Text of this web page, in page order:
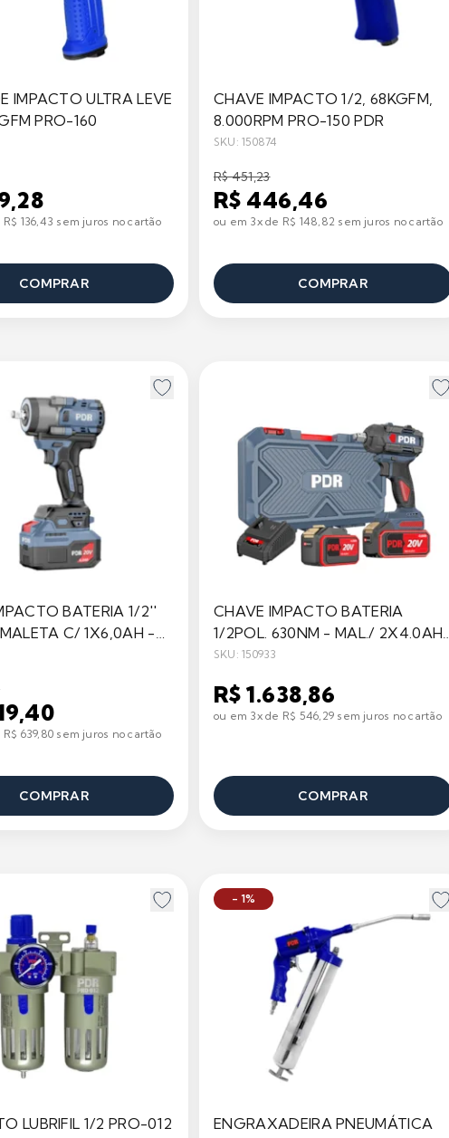
IMPACTO ULTRA LEVE
PRO-160
136,43 sem juros no cartão
COMPRAR
CHAVE IMPACTO 1/2, 68KGFM,
8.000RPM PRO-150 PDR
SKU: 150874
R$ 451,23
R$ 446,46
ou em 3x de R$ 148,82 sem juros no cartão
COMPRAR
BATERIA 1/2''
C/ 1X6,0AH -
639,80 sem juros no cartão
COMPRAR
CHAVE IMPACTO BATERIA
1/2POL. 630NM - MAL./ 2X4.0AH/
CARREG. 2.0A - PDR
SKU: 150933
R$ 1.638,86
ou em 3x de R$ 546,29 sem juros no cartão
COMPRAR
LUBRIFIL 1/2 PRO-012
- 1%
ENGRAXADEIRA PNEUMÁTICA